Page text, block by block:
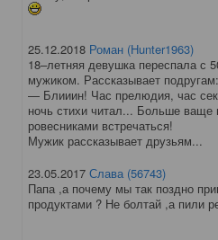
25.12.2018 Роман (Hunter1963)
18–летняя девушка переспала с
мужиком. Рассказывает подругам:
— Блииин! Час прелюдия, час
ночь стихи читал... Больше ваще
ровесниками встречаться!
Мужик рассказывает друзьям...
23.05.2017 Слава (56743)
Папа ,а почему мы так поздно
продуктами ? Не болтай ,а пили